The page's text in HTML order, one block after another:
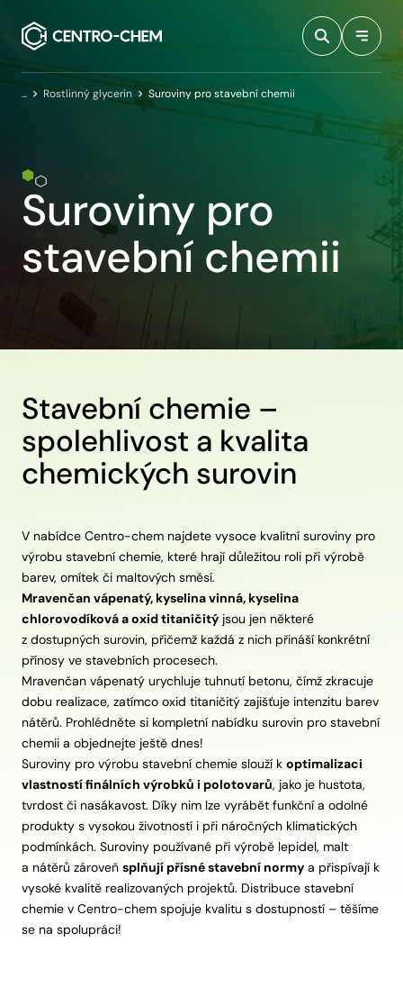
Domovská stránka
Rostlinný glycerin Suroviny pro stavební chemii
Suroviny pro
stavební chemii
Stavební chemie –
spolehlivost a kvalita
chemických surovin
V nabídce Centro-chem najdete vysoce kvalitní suroviny pro
výrobu stavební chemie, které hrají důležitou roli při výrobě
barev, omítek či maltových směsí.
Mravenčan vápenatý, kyselina vinná, kyselina
chlorovodíková a oxid titaničitý jsou jen některé
z dostupných surovin, přičemž každá z nich přináší konkrétní
přínosy ve stavebních procesech.
Mravenčan vápenatý urychluje tuhnutí betonu, čímž zkracuje
dobu realizace, zatímco oxid titaničitý zajišťuje intenzitu barev
nátěrů. Prohlédněte si kompletní nabídku surovin pro stavební
chemii a objednejte ještě dnes!
Suroviny pro výrobu stavební chemie slouží k optimalizaci
vlastností finálních výrobků i polotovarů, jako je hustota,
tvrdost či nasákavost. Díky nim lze vyrábět funkční a odolné
produkty s vysokou životností i při náročných klimatických
podmínkách. Suroviny používané při výrobě lepidel, malt
a nátěrů zároveň splňují přísné stavební normy a přispívají k
vysoké kvalitě realizovaných projektů. Distribuce stavební
chemie v Centro-chem spojuje kvalitu s dostupností – těšíme
se na spolupráci!